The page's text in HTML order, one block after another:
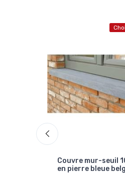
Couvre mur-seuil
en pierre bleue